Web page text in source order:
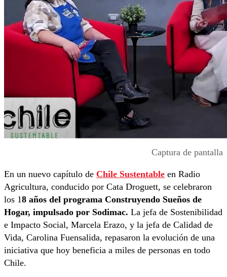
Captura de pantalla
En un nuevo capítulo de Chile Sustentable en Radio
Agricultura, conducido por Cata Droguett, se celebraron
los 18 años del programa Construyendo Sueños de
Hogar, impulsado por Sodimac. La jefa de Sostenibilidad
e Impacto Social, Marcela Erazo, y la jefa de Calidad de
Vida, Carolina Fuensalida, repasaron la evolución de una
iniciativa que hoy beneficia a miles de personas en todo
Chile.